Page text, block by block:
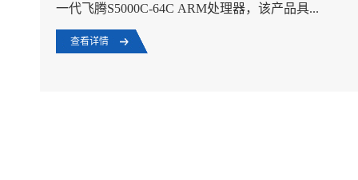
一代飞腾S5000C-64C ARM处理器，该产品具...
查看详情